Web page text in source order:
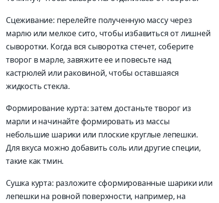
Сцеживание: перелейте полученную массу через
марлю или мелкое сито, чтобы избавиться от лишней
сыворотки. Когда вся сыворотка стечет, соберите
творог в марле, завяжите ее и повесьте над
кастрюлей или раковиной, чтобы оставшаяся
жидкость стекла.
Формирование курта: затем достаньте творог из
марли и начинайте формировать из массы
небольшие шарики или плоские круглые лепешки.
Для вкуса можно добавить соль или другие специи,
такие как тмин.
Сушка курта: разложите сформированные шарики или
лепешки на ровной поверхности, например, на